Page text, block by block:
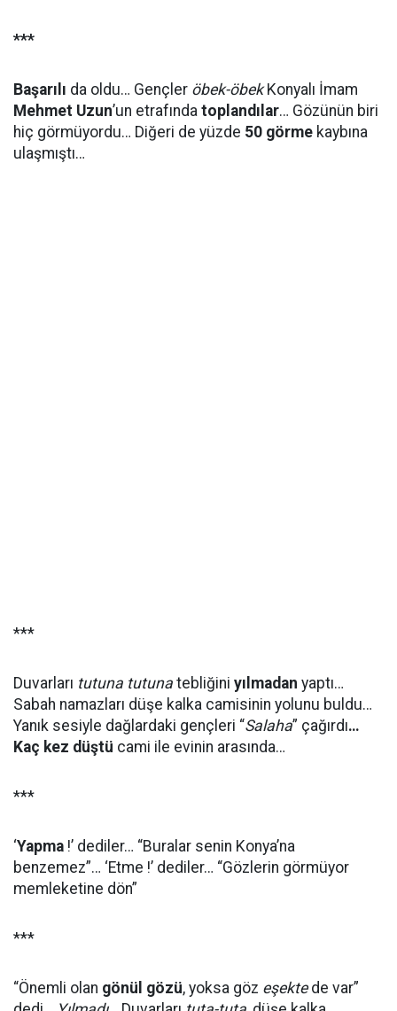
***
Başarılı da oldu… Gençler öbek-öbekKonyalı İmam
Mehmet Uzun’un etrafında toplandılar… Gözünün biri
hiç görmüyordu… Diğeri de yüzde 50 görme kaybına
ulaşmıştı…
***
Duvarları tutuna tutuna tebliğini yılmadan yaptı…
Sabah namazları düşe kalka camisinin yolunu buldu…
Yanık sesiyle dağlardaki gençleri “Salaha” çağırdı…
Kaç kez düştü cami ile evinin arasında…
***
‘Yapma !’ dediler… “Buralar senin Konya’na
benzemez”… ‘Etme !’ dediler… “Gözlerin görmüyor
memleketine dön”
***
“Önemli olan gönül gözü, yoksa göz eşektede var”